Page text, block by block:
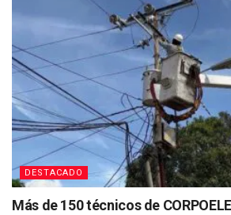
DESTACADO
Más de 150 técnicos de